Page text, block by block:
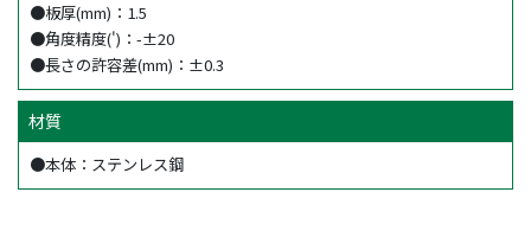
●板厚(mm)：1.5
●角度精度(')：-±20
●長さの許容差(mm)：±0.3
材質
●本体：ステンレス鋼